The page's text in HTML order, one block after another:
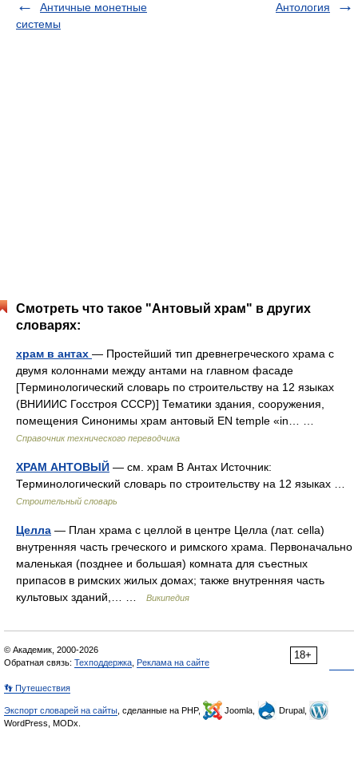
Античные монетные
системы
Антология
Смотреть что такое "Антовый храм" в других
словарях:
храм в антах — Простейший тип древнегреческого храма с
двумя колоннами между антами на главном фасаде
[Терминологический словарь по строительству на 12 языках
(ВНИИИС Госстроя СССР)] Тематики здания, сооружения,
помещения Синонимы храм антовый EN temple «in… …
Справочник технического переводчика
ХРАМ АНТОВЫЙ — см. храм В Антах Источник:
Терминологический словарь по строительству на 12 языках …
Строительный словарь
Целла — План храма с целлой в центре Целла (лат. cella)
внутренняя часть греческого и римского храма. Первоначально
маленькая (позднее и большая) комната для съестных
припасов в римских жилых домах; также внутренняя часть
культовых зданий,… …
Википедия
18+
© Академик, 2000-2026
Обратная связь: Техподдержка Реклама на сайте
👣 Путешествия
Экспорт словарей на сайты , сделанные на PHP, Joomla,
Drupal,
WordPress, MODx.